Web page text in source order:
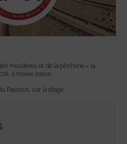
moulières et de la pêcherie « la
à marée basse.
Passous, sur la plage.